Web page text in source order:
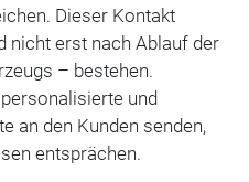
Dieser Kontakt
nicht erst nach Ablauf der
– bestehen.
und
an den Kunden senden,
entsprächen.